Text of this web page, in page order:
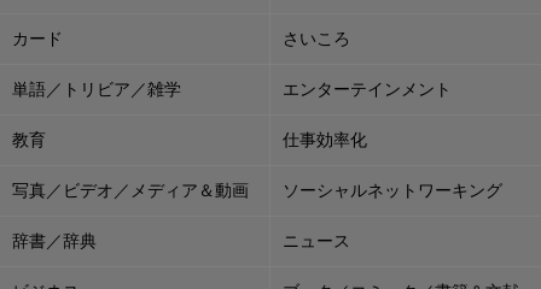
カード さいころ
単語／トリビア／雑学 エンターテインメント
教育 仕事効率化
写真／ビデオ／メディア＆動画 ソーシャルネットワーキング
辞書／辞典 ニュース